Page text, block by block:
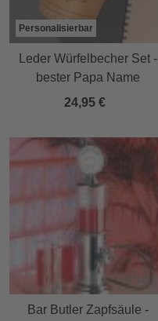
Personalisierbar
Leder Würfelbecher Set -
bester Papa Name
24,95 €
Bar Butler Zapfsäule -